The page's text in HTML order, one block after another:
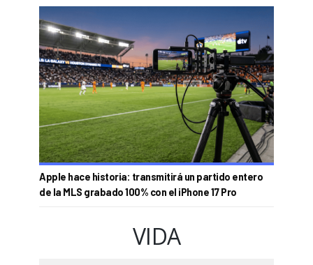
Apple hace historia: transmitirá un partido entero
de la MLS grabado 100% con el iPhone 17 Pro
VIDA